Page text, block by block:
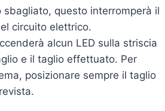
sbagliato, questo interromperà il
circuito elettrico.
alcun LED sulla striscia
e il taglio effettuato. Per
posizionare sempre il taglio